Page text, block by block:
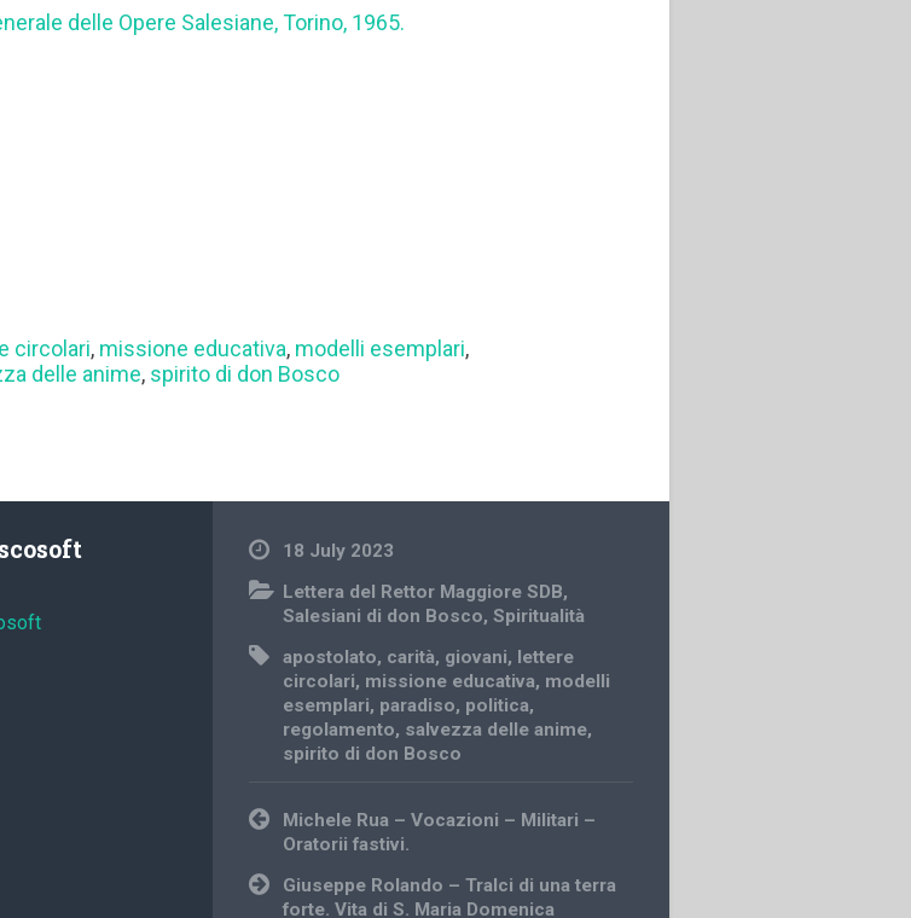
delle Opere Salesiane, Torino, 1965.
circolari, missione educativa, modelli esemplari,
delle anime, spirito di don Bosco
18 July 2023
Lettera del Rettor Maggiore SDB,
Salesiani di don Bosco,Spiritualità
apostolato, carità, giovani, lettere
circolari, missione educativa, modelli
esemplari, paradiso, politica,
regolamento, salvezza delle anime,
spirito di don Bosco
Post
navigation
Michele Rua – Vocazioni – Militari –
Oratorii fastivi.
Giuseppe Rolando – Tralci di una terra
forte. Vita di S. Maria Domenica